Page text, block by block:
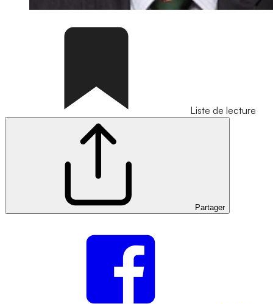
Liste de lecture
Partager